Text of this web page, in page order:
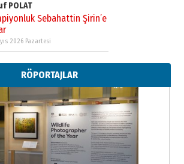
POLAT
Sebahattin Şirin’e
2026 Pazartesi
Yeri
Gündoğdu
ÜÇ KIZI
2026 Perşembe
RÖPORTAJLAR